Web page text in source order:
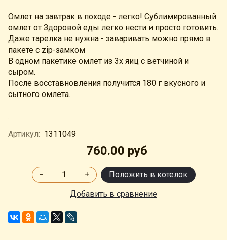
Омлет на завтрак в походе - легко! Сублимированный
омлет от Здоровой еды легко нести и просто готовить.
Даже тарелка не нужна - заваривать можно прямо в
пакете с zip-замком
В одном пакетике омлет из 3х яиц с ветчиной и
сыром.
После восставновления получится 180 г вкусного и
сытного омлета.
.
Артикул: 1311049
760.00 руб
Положить в котелок
Добавить в сравнение